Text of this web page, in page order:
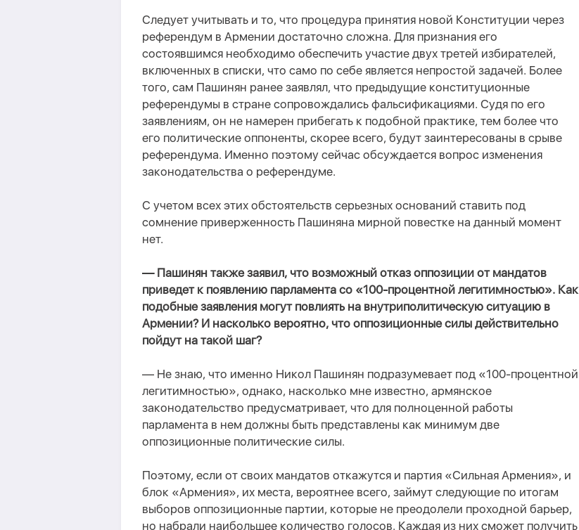
Следует учитывать и то, что процедура принятия новой Конституции через
референдум в Армении достаточно сложна. Для признания его
состоявшимся необходимо обеспечить участие двух третей избирателей,
включенных в списки, что само по себе является непростой задачей. Более
того, сам Пашинян ранее заявлял, что предыдущие конституционные
референдумы в стране сопровождались фальсификациями. Судя по его
заявлениям, он не намерен прибегать к подобной практике, тем более что
его политические оппоненты, скорее всего, будут заинтересованы в срыве
референдума. Именно поэтому сейчас обсуждается вопрос изменения
законодательства о референдуме.
С учетом всех этих обстоятельств серьезных оснований ставить под
сомнение приверженность Пашиняна мирной повестке на данный момент
нет.
— Пашинян также заявил, что возможный отказ оппозиции от мандатов
приведет к появлению парламента со «100-процентной легитимностью». Как
подобные заявления могут повлиять на внутриполитическую ситуацию в
Армении? И насколько вероятно, что оппозиционные силы действительно
пойдут на такой шаг?
— Не знаю, что именно Никол Пашинян подразумевает под «100-процентной
легитимностью», однако, насколько мне известно, армянское
законодательство предусматривает, что для полноценной работы
парламента в нем должны быть представлены как минимум две
оппозиционные политические силы.
Поэтому, если от своих мандатов откажутся и партия «Сильная Армения», и
блок «Армения», их места, вероятнее всего, займут следующие по итогам
выборов оппозиционные партии, которые не преодолели проходной барьер,
но набрали наибольшее количество голосов. Каждая из них сможет получить